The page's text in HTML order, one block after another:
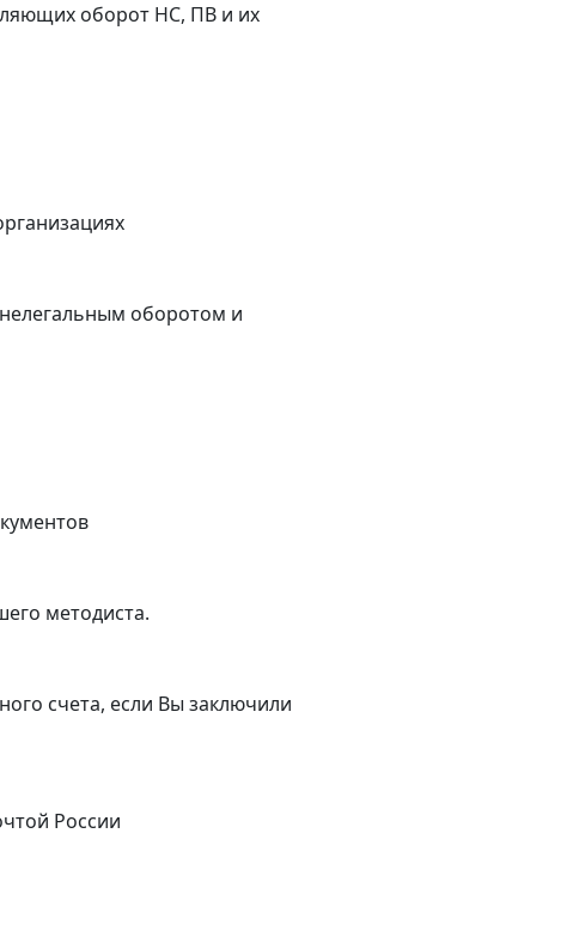
оборот НС, ПВ и их
оборотом и
методиста.
счета, если Вы заключили
России